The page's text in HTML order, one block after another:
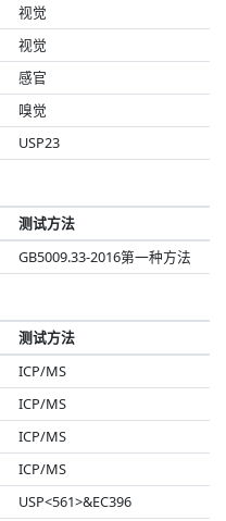
视觉
视觉
感官
嗅觉
USP23
测试方法
GB5009.33-2016第一种方法
测试方法
ICP/MS
ICP/MS
ICP/MS
ICP/MS
USP<561>&EC396